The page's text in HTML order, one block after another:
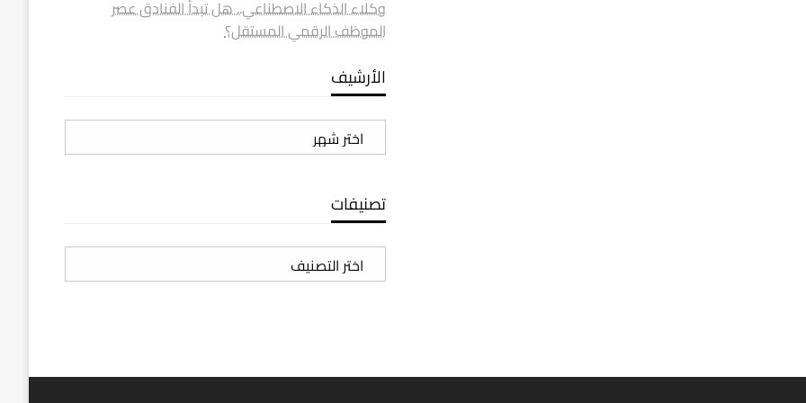
وكلاء الذكاء الاصطناعي.. هل تبدأ الفنادق عصر
الموظف الرقمي المستقل؟
الأرشيف
الأرشيف
تصنيفات
تصنيفات